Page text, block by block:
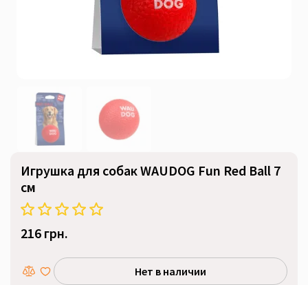
Игрушка для собак WAUDOG Fun Red Ball 7
см
216 грн.
Нет в наличии